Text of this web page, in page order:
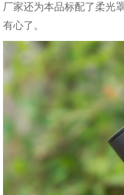
厂家还为本品标配了柔光
有心了。